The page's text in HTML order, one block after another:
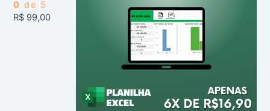
0 de 5
R$ 99,00